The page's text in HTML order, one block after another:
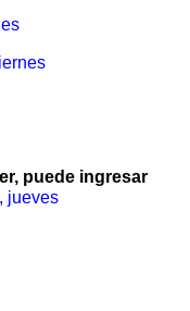
puede ingresar
jueves